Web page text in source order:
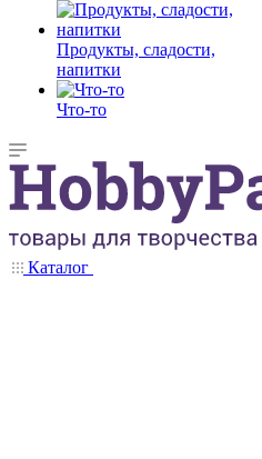
Продукты, сладости,
напитки
Что-то
Каталог